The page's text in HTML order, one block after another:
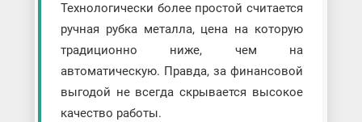
Технологически более простой считается
ручная рубка металла, цена на которую
традиционно ниже, чем на
автоматическую. Правда, за финансовой
выгодой не всегда скрывается высокое
качество работы.